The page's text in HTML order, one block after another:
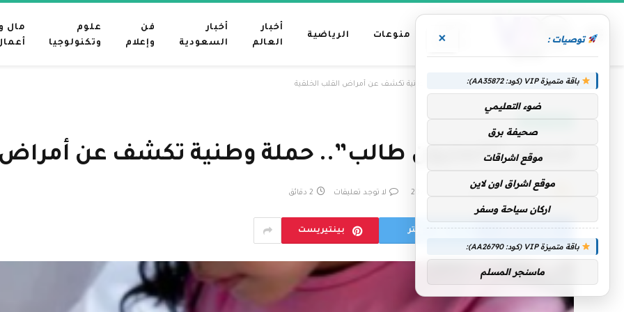
رئيسية
منوعات الرياضية
أخبار
العالم
أخبار
السعودية
فن
وإعلام
علوم
وتكنولوجيا
مال و
الرئيسية » فحص “المليون طالب”.. حملة وطنية تكشف عن أمراض القلب الخلقية
فحص “المليون طالب”.. حملة وطنية تكشف عن أمراض
بواسطة لا توجد تعليقات 2 دقائق
فيسبوك تويتر بينتيريست
توصيات : ×
باقة متميزة VIP (كود: AA35872):
ضوء التعليمي
صحيفة برق
موقع اشراقات
موقع اشراق اون لاين
اركان سياحة وسفر
باقة متميزة VIP (كود: AA26790):
ماسنجر المسلم